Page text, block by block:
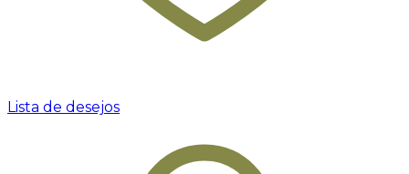
Lista de desejos